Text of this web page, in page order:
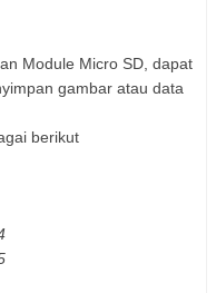
Module Micro SD, dapat
gambar atau data
berikut